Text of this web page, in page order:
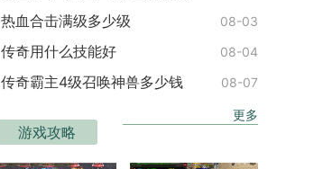
热血合击满级多少级 08-03
传奇用什么技能好 08-04
传奇霸主4级召唤神兽多少钱 08-07
游戏攻略
更多